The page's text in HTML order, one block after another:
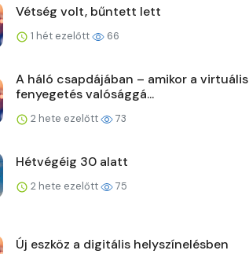
Vétség volt, bűntett lett
1 hét ezelőtt 66
A háló csapdájában – amikor a virtuális
fenyegetés valósággá...
2 hete ezelőtt 73
Hétvégéig 30 alatt
2 hete ezelőtt 75
Új eszköz a digitális helyszínelésben